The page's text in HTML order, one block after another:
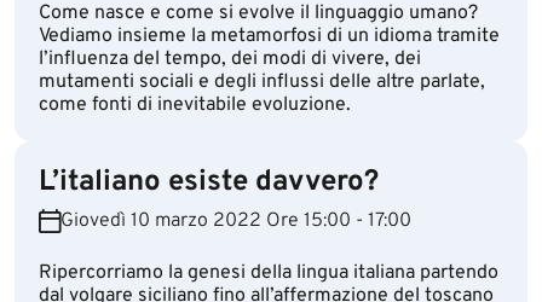
Come nasce e come si evolve il linguaggio umano?
Vediamo insieme la metamorfosi di un idioma tramite
l’influenza del tempo, dei modi di vivere, dei
mutamenti sociali e degli influssi delle altre parlate,
come fonti di inevitabile evoluzione.
L’italiano esiste davvero?
Giovedì 10 marzo 2022 Ore 15:00 - 17:00
Ripercorriamo la genesi della lingua italiana partendo
dal volgare siciliano fino all’affermazione del toscano